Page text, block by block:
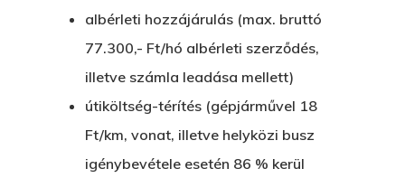
albérleti hozzájárulás (max. bruttó
77.300,- Ft/hó albérleti szerződés,
illetve számla leadása mellett)
útiköltség-térítés (gépjárművel 18
Ft/km, vonat, illetve helyközi busz
igénybevétele esetén 86 % kerül